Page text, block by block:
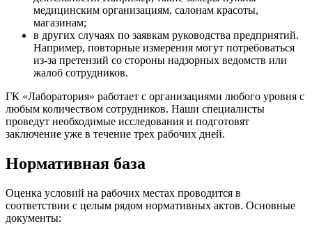
медицинским организациям, салонам красоты,
магазинам;
в других случаях по заявкам руководства предприятий.
Например, повторные измерения могут потребоваться
из-за претензий со стороны надзорных ведомств или
жалоб сотрудников.
ГК «Лаборатория» работает с организациями любого уровня с
любым количеством сотрудников. Наши специалисты
проведут необходимые исследования и подготовят
заключение уже в течение трех рабочих дней.
Нормативная база
Оценка условий на рабочих местах проводится в
соответствии с целым рядом нормативных актов. Основные
документы: